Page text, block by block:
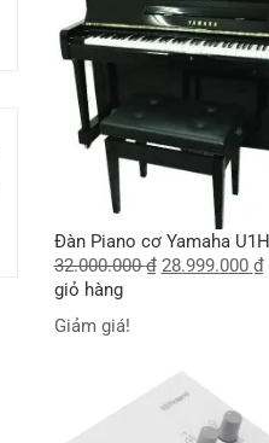
Đàn Piano cơ Yamaha U1H
32.000.000₫ 28.999.000 ₫
giỏ hàng
Giảm giá!